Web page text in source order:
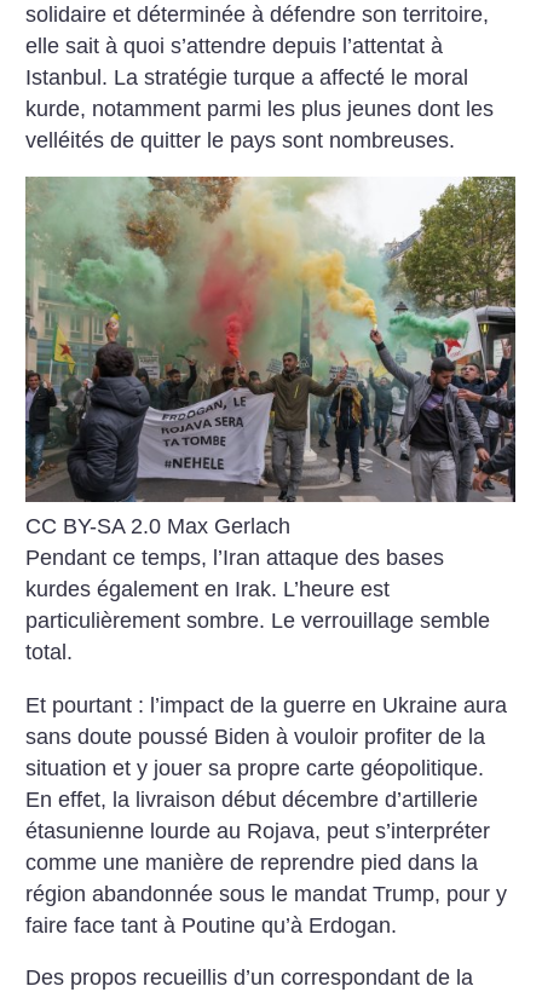
solidaire et déterminée à défendre son territoire,
elle sait à quoi s’attendre depuis l’attentat à
Istanbul. La stratégie turque a affecté le moral
kurde, notamment parmi les plus jeunes dont les
velléités de quitter le pays sont nombreuses.
CC BY-SA 2.0 Max Gerlach
Pendant ce temps, l’Iran attaque des bases
kurdes également en Irak. L’heure est
particulièrement sombre. Le verrouillage semble
total.
Et pourtant : l’impact de la guerre en Ukraine aura
sans doute poussé Biden à vouloir profiter de la
situation et y jouer sa propre carte géopolitique.
En effet, la livraison début décembre d’artillerie
étasunienne lourde au Rojava, peut s’interpréter
comme une manière de reprendre pied dans la
région abandonnée sous le mandat Trump, pour y
faire face tant à Poutine qu’à Erdogan.
Des propos recueillis d’un correspondant de la